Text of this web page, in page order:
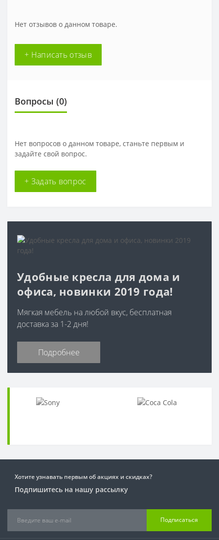
Нет отзывов о данном товаре.
+ Написать отзыв
Вопросы (0)
Нет вопросов о данном товаре, станьте первым и
задайте свой вопрос.
+ Задать вопрос
Удобные кресла для дома и
офиса, новинки 2019 года!
Мягкая мебель на любой вкус, бесплатная
доставка за 1-2 дня!
Подробнее
Хотите узнавать первым об акциях и скидках?
Подпишитесь на нашу рассылку
Подписаться